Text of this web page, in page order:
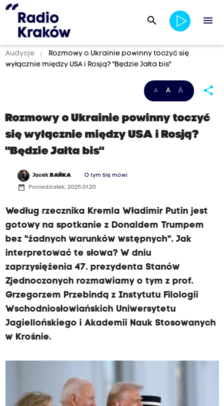
search menu
Audycje
Rozmowy o Ukrainie powinny toczyć się
wyłącznie między USA i Rosją? "Będzie Jałta bis"
A A A share
Rozmowy o Ukrainie powinny toczyć
się wyłącznie między USA i Rosją?
"Będzie Jałta bis"
Jacek BAŃKA O tym się mówi
date_range Poniedziałek, 2025.01.20
Według rzecznika Kremla Władimir Putin jest
gotowy na spotkanie z Donaldem Trumpem
bez "żadnych warunków wstępnych". Jak
interpretować te słowa? W dniu
zaprzysiężenia 47. prezydenta Stanów
Zjednoczonych rozmawiamy o tym z prof.
Grzegorzem Przebindą z Instytutu Filologii
Wschodniosłowiańskich Uniwersytetu
Jagiellońskiego i Akademii Nauk Stosowanych
w Krośnie.